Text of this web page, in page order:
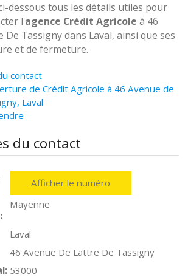
dessous tous les détails utiles pour
l'agence Crédit Agricole à 46
De Tassigny dans Laval, ainsi que ses
et de fermeture.
contact
de Crédit Agricole à 46 Avenue de
Laval
du contact
Afficher le numéro
Mayenne
Laval
46 Avenue De Lattre De Tassigny
53000